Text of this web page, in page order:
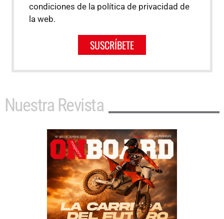
condiciones de la política de privacidad de
la web.
SUSCRÍBETE
Nuestra Revista